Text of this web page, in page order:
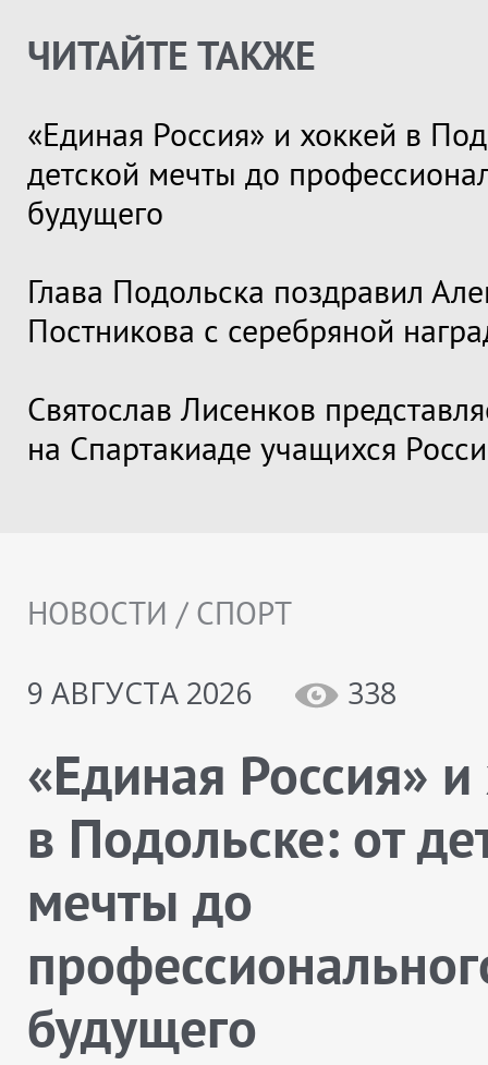
ЧИТАЙТЕ ТАКЖЕ
«Единая Россия» и хоккей в
детской мечты до
будущего
Глава Подольска поздравил
Постникова с серебряной
Святослав Лисенков
на Спартакиаде учащихся
НОВОСТИ / СПОРТ
9 АВГУСТА 2026
338
«Единая Россия»
в Подольске: от
мечты до
будущего